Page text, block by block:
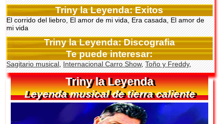
Triny la Leyenda: Exitos
El corrido del liebro, El amor de mi vida, Era casada, El amor de
mi vida
Triny la Leyenda: Discografia
Te puede interesar:
Sagitario musical Internacional Carro Show,Toño y Freddy,
Triny la Leyenda
Leyenda musical de tierra caliente